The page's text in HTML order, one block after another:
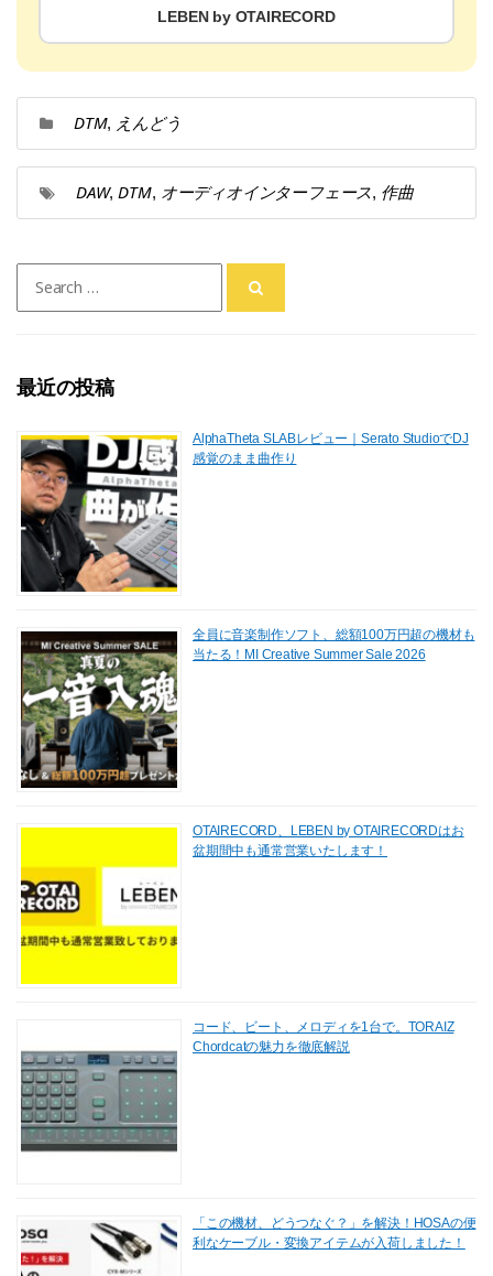
LEBEN by OTAIRECORD
DTM, えんどう
DAW, DTM, オーディオインターフェース, 作曲
for:
最近の投稿
AlphaTheta SLABレビュー｜Serato StudioでDJ
感覚のまま曲作り
全員に音楽制作ソフト、総額100万円超の機材も
当たる！MI Creative Summer Sale 2026
OTAIRECORD、LEBEN by OTAIRECORDはお
盆期間中も通常営業いたします！
コード、ビート、メロディを1台で。TORAIZ
Chordcatの魅力を徹底解説
「この機材、どうつなぐ？」を解決！HOSAの便
利なケーブル・変換アイテムが入荷しました！